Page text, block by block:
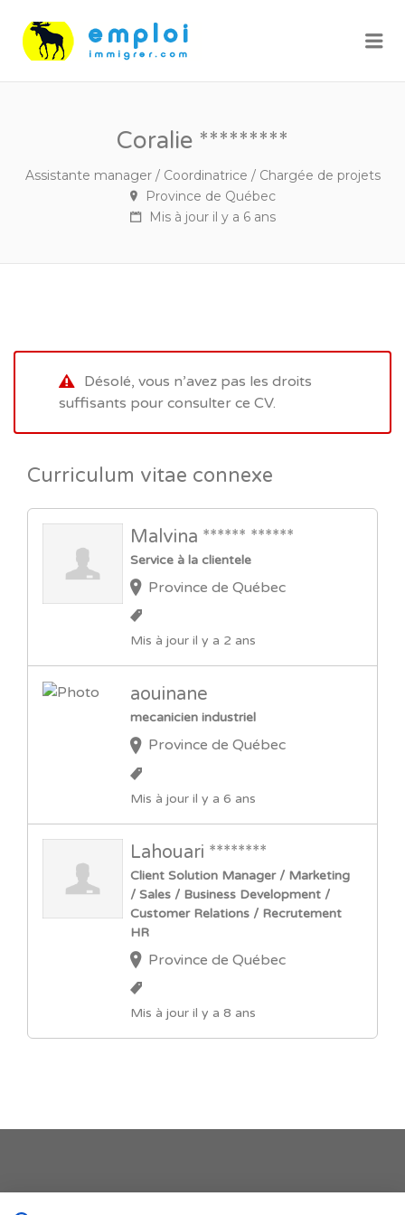
Coralie *********
Assistante manager / Coordinatrice / Chargée de projets
Province de Québec
Mis à jour il y a 6 ans
Désolé, vous n’avez pas les droits
suffisants pour consulter ce CV.
Curriculum vitae connexe
Malvina ****** ******
Service à la clientele
Province de Québec
Mis à jour il y a 2 ans
aouinane
mecanicien industriel
Province de Québec
Mis à jour il y a 6 ans
Lahouari ********
Client Solution Manager / Marketing
/ Sales / Business Development /
Customer Relations / Recrutement
HR
Province de Québec
Mis à jour il y a 8 ans